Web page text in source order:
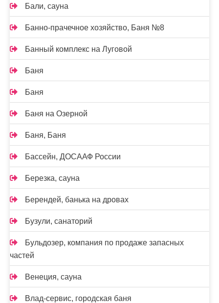
Бали, сауна
Банно-прачечное хозяйство, Баня №8
Банный комплекс на Луговой
Баня
Баня
Баня на Озерной
Баня, Баня
Бассейн, ДОСААФ России
Березка, сауна
Берендей, банька на дровах
Бузули, санаторий
Бульдозер, компания по продаже запасных
частей
Венеция, сауна
Влад-сервис, городская баня